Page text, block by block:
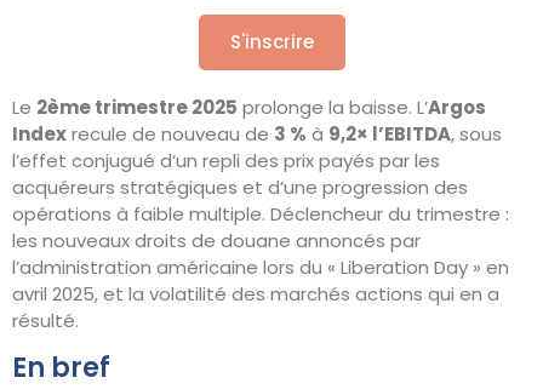
Le 2ème trimestre 2025 prolonge la baisse. L’Argos
Indexrecule de nouveau de 3 % à 9,2× l’EBITDA, sous
l’effet conjugué d’un repli des prix payés par les
acquéreurs stratégiques et d’une progression des
opérations à faible multiple. Déclencheur du trimestre :
les nouveaux droits de douane annoncés par
l’administration américaine lors du « Liberation Day » en
avril 2025, et la volatilité des marchés actions qui en a
résulté.
En bref
S'inscrire